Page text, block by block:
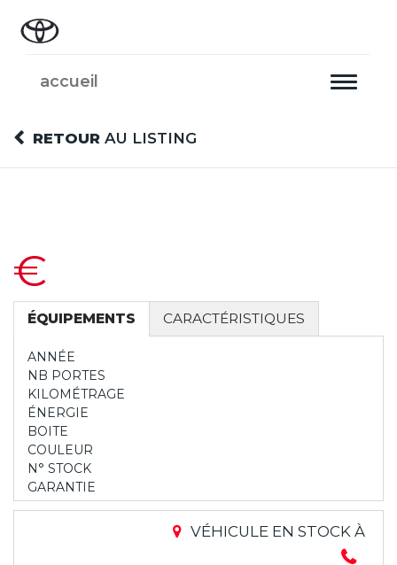
Toggle
accueil
RETOUR AU LISTING
€
ÉQUIPEMENTS CARACTÉRISTIQUES
ANNÉE
NB PORTES
KILOMÉTRAGE
ÉNERGIE
BOITE
COULEUR
N° STOCK
GARANTIE
VÉHICULE EN STOCK À